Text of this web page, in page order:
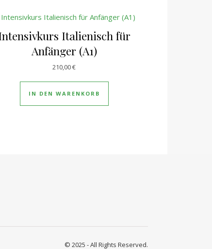
Italienisch für
Anfänger (A1)
210,00€
IN DEN WARENKORB
© 2025 - All Rights Reserved.